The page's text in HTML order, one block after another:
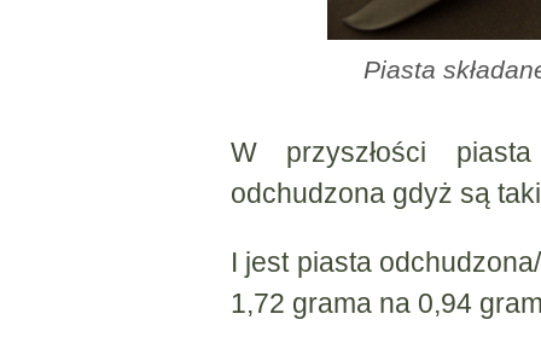
Piasta
W przyszłości
odchudzona gdyż są
I jest piasta
1,72 grama na 0,94